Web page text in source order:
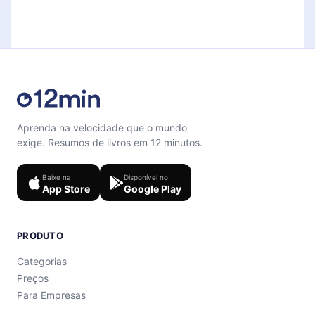
Sinta-se livre para entrar em contato por
Aprenda na velocidade que o mundo
exige. Resumos de livros em 12 minutos.
Baixe na
App Store
Disponível no
Google Play
PRODUTO
Categorias
Preços
Para Empresas